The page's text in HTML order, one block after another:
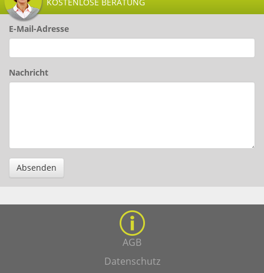
KOSTENLOSE BERATUNG
E-Mail-Adresse
Nachricht
Absenden
AGB
Datenschutz